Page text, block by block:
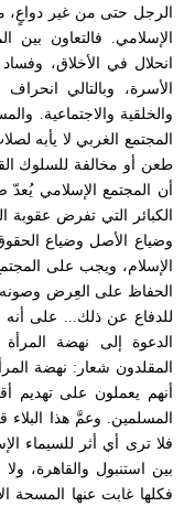
الرجل حتى من غير دواعٍ،
الإسلامي. فالتعاون
انحلال في الأخلاق،
الأسرة، وبالتالي
والخلقية والاجتماعية.
المجتمع الغربي لا يأبه
طعن أو مخالفة للسلوك
أن المجتمع الإسلامي
الكبائر التي تفرض عقوبة
وضياع الأصل وضياع
الإسلام، ويجب على
الحفاظ على العِرض
للدفاع عن ذلك... على أنه
الدعوة إلى نهضة المرأة
المقلدون شعار: نهضة
أنهم يعملون على تهديم
المسلمين. وعمَّ هذا
فلا ترى أي أثر للسيماء
بين استنبول والقاهرة،
فكلها غابت عنها المسحة